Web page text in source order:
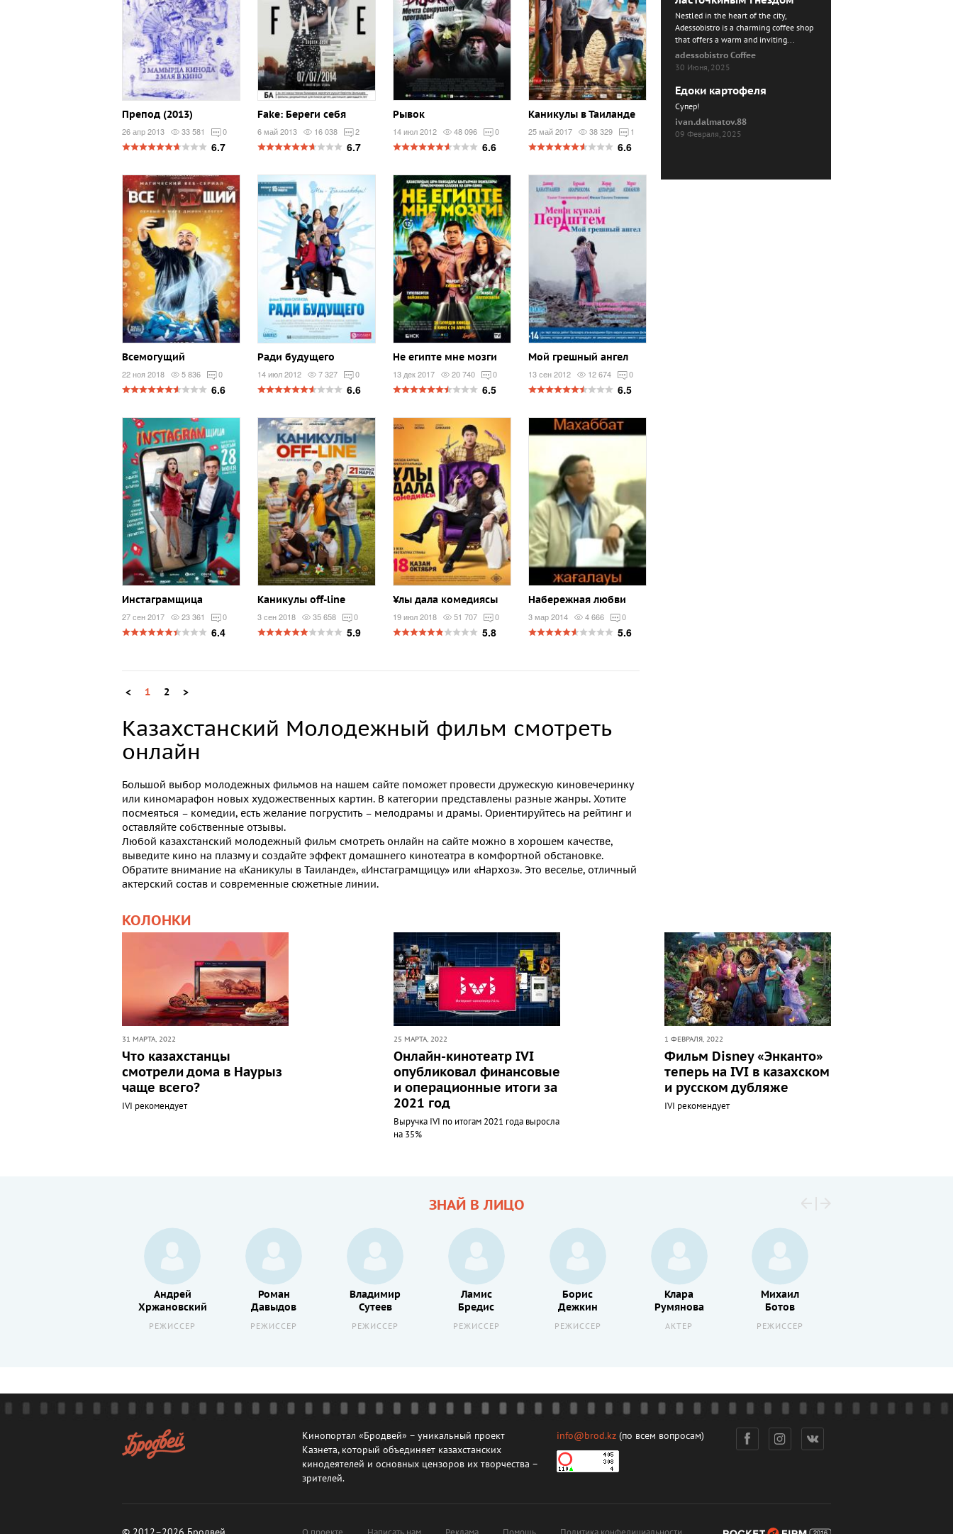
Препод (2013)
26 апр 2013 33 581 0
6.7
Fake: Береги себя
6 май 2013 16 038 2
6.7
Рывок
14 июл 2012 48 096 0
6.6
Каникулы в Таиланде
25 май 2017 38 329 1
6.6
Всемогущий
22 ноя 2018 5 836 0
6.6
Ради будущего
14 июл 2012 7 327 0
6.6
Не египте мне мозги
13 дек 2017 20 740 0
6.5
Мой грешный ангел
13 сен 2012 12 674 0
6.5
Инстаграмщица
27 сен 2017 23 361 0
6.4
Каникулы off-line
3 сен 2018 35 658 0
5.9
Ұлы дала комедиясы
19 июл 2018 51 707 0
5.8
Набережная любви
3 мар 2014 4 666 0
5.6
Nestled in the heart of the city,
Adessobistro is a charming coffee shop
that offers a warm and inviting...
adessobistro Coffee
30 Июня, 2025
Едоки картофеля
Cупер!
ivan.dalmatov.88
09 Февраля, 2025
< 1 2 >
Казахстанский Молодежный фильм смотреть
онлайн
Большой выбор молодежных фильмов на нашем сайте поможет провести дружескую киновечеринку
или киномарафон новых художественных картин. В категории представлены разные жанры. Хотите
посмеяться – комедии, есть желание погрустить – мелодрамы и драмы. Ориентируйтесь на рейтинг и
оставляйте собственные отзывы.
Любой казахстанский молодежный фильм смотреть онлайн на сайте можно в хорошем качестве,
выведите кино на плазму и создайте эффект домашнего кинотеатра в комфортной обстановке.
Обратите внимание на «Каникулы в Таиланде», «Инстаграмщицу» или «Нархоз». Это веселье, отличный
актерский состав и современные сюжетные линии.
КОЛОНКИ
31 МАРТА, 2022
Что казахстанцы
смотрели дома в Наурыз
чаще всего?
IVI рекомендует
25 МАРТА, 2022
Онлайн-кинотеатр IVI
опубликовал финансовые
и операционные итоги за
2021 год
Выручка IVI по итогам 2021 года выросла
на 35%
1 ФЕВРАЛЯ, 2022
Фильм Disney «Энканто»
теперь на IVI в казахском
и русском дубляже
IVI рекомендует
ЗНАЙ В ЛИЦО
Андрей
Хржановский
РЕЖИССЕР
Роман
Давыдов
РЕЖИССЕР
Владимир
Сутеев
РЕЖИССЕР
Ламис
Бредис
РЕЖИССЕР
Борис
Дежкин
РЕЖИССЕР
Клара
Румянова
АКТЕР
Михаил
Ботов
РЕЖИССЕР
Кинопортал «Бродвей» – уникальный проект
Казнета, который объединяет казахстанских
кинодеятелей и основных цензоров их творчества –
зрителей.
info@brod.kz (по всем вопросам)